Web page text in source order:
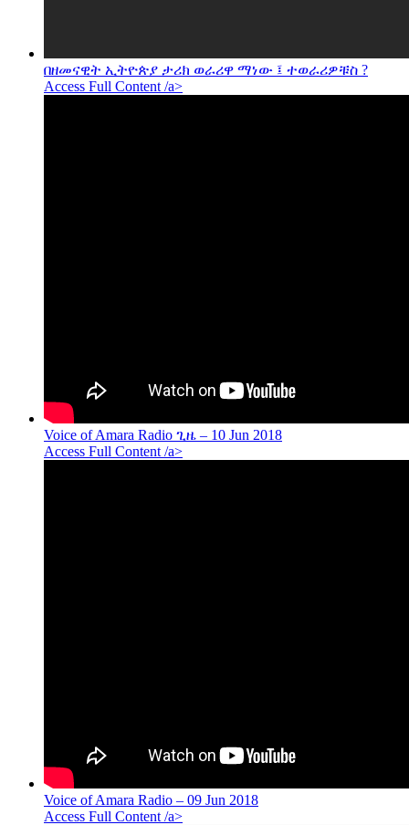
በዘመናዊት ኢትዮጵያ ታሪክ ወራሪዋ ማነው ፤ ተወራሪዎቹስ ?
Access Full Content /a>
Voice of Amara Radio ጊዜ – 10 Jun 2018
Access Full Content /a>
Voice of Amara Radio – 09 Jun 2018
Access Full Content /a>